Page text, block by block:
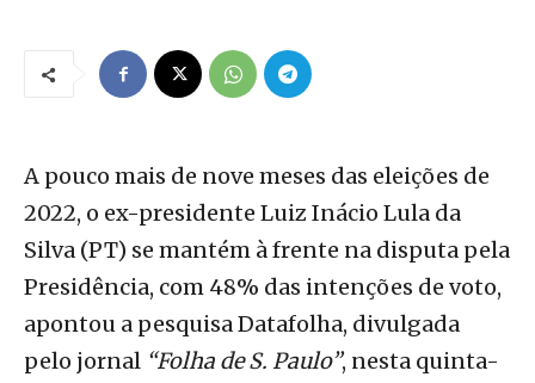
A pouco mais de nove meses das eleições de
2022, o ex-presidente Luiz Inácio Lula da
Silva (PT) se mantém à frente na disputa pela
Presidência, com 48% das intenções de voto,
apontou a pesquisa Datafolha, divulgada
pelo jornal “Folha de S. Paulo”, nesta quinta-